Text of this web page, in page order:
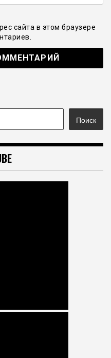
сайта в этом браузере
Поиск